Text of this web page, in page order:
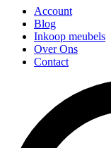
Account
Blog
Inkoop meubels
Over Ons
Contact